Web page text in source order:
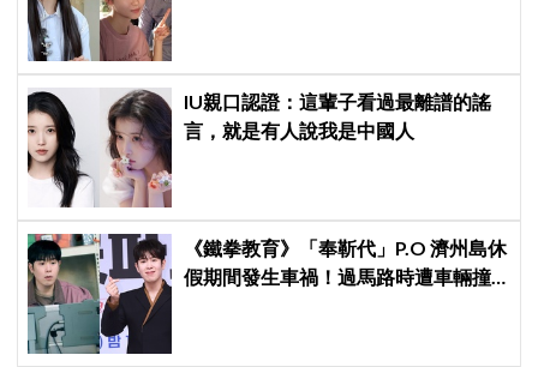
IU親口認證：這輩子看過最離譜的謠
言，就是有人說我是中國人
《鐵拳教育》「奉靳代」P.O 濟州島休
假期間發生車禍！過馬路時遭車輛撞